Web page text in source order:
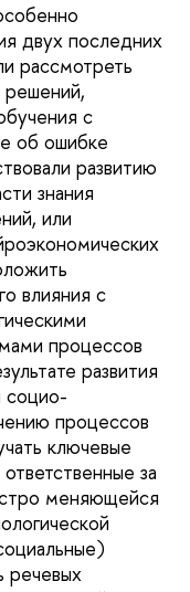
двух последних
рассмотреть
решений,
с
об ошибке
развитию
знания
или
влияния с
процессов
развития
социо-
процессов
ключевые
за
меняющейся
речевых